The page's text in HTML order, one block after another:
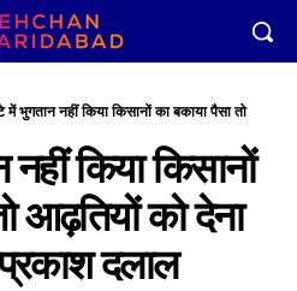
भुगतान नहीं किया किसानों का बकाया पैसा तो
किया किसानों
आढ़तियों को देना
दलाल